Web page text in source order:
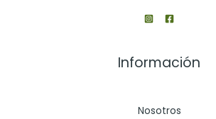
Información
Nosotros